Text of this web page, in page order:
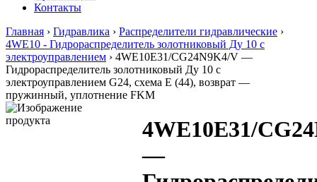
Контакты
Главная › Гидравлика › Распределители гидравлические ›
4WE10 - Гидрораспределитель золотниковый Ду 10 с
электроуправлением › 4WE10E31/CG24N9K4/V —
Гидрораспределитель золотниковый Ду 10 с
электроуправлением G24, схема E (44), возврат —
пружинный, уплотнение FKM
4WE10E31/
—